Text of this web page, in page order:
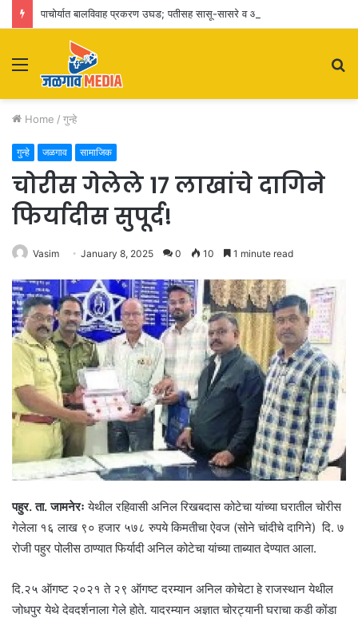
Menu
Home / गुन्हे
गुन्हे जळगाव सामाजिक
चोरीस गेलेले 17 लाखांचे दागिने
फिर्यादीस सुपूर्द!
Vasim January 8, 2025 0 10 1 minute read
पहुर. ता. जामनेरः येथील रहिवासी अनिल रिखबदास कोटेचा यांच्या घरातील चोरीस
गेलेला १६ लाख ९० हजार ५७८ रुपये किमतीचा ऐवज (सोने चांदीचे दागिने) दि. ७
रोजी पहुर पोलीस ठाण्यात फिर्यादी अनिल कोटेचा यांच्या ताब्यात देण्यात आला.
दि.२५ ऑगष्ट २०२१ ते २९ ऑगष्ट दरम्यान अनिल कोचेटा हे राजस्थान येथील
जोधपुर येथे देवदर्शनाला गेले होते. यादरम्यान अज्ञात चोरट्यानी घराचा कडी कोंडा